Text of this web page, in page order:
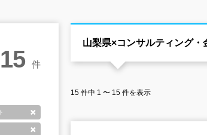
山梨県×コンサルティング・
15 件中 1 〜 15 件を表示
15 件